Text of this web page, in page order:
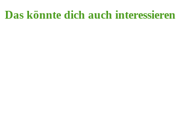
Das könnte dich auch interessieren